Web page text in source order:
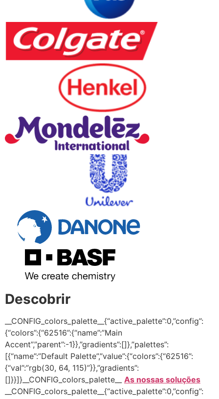
Descobrir
__CONFIG_colors_palette__{“active_palette”:0,”config”:
{“colors”:{“62516”:{“name”:”Main
Accent”,”parent”:-1}},”gradients”:[]},”palettes”:
[{“name”:”Default Palette”,”value”:{“colors”:{“62516”:
{“val”:”rgb(30, 64, 115)”}},”gradients”:
[]}}]}__CONFIG_colors_palette__ As nossas soluções
__CONFIG_colors_palette__{“active_palette”:0,”config”: